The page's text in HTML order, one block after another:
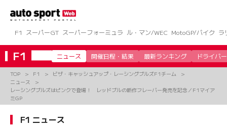
ツ
へ
ス
キ
F1 スーパーGT スーパーフォーミュラ ル・マン/WEC MotoGP/バイク ラ
F1 ニュース 開催日程・結果 最新ランキング ドライバー
TOP F1
ビザ・キャッシュアップ・レーシングブルズF1チーム
ニュース
レーシングブルズはピンクで登場！ レッドブルの新作フレーバー発売を記念／F1マイア
ミGP
F1 ニュース